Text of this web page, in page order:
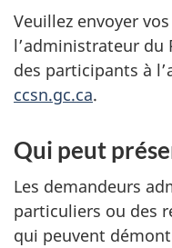
Veuillez envoyer
l’administrateur du
des participants à
ccsn.gc.ca.
Qui peut
Les demandeurs
particuliers ou des
qui peuvent